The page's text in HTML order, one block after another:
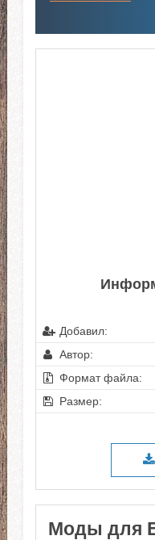
Добавил:
Автор:
Формат файла:
Размер:
Моды для